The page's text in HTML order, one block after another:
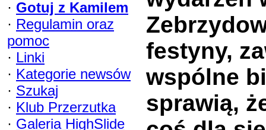
· Gotuj z Kamilem
· Regulamin oraz
pomoc
· Linki
· Kategorie newsów
· Szukaj
· Klub Przerzutka
· Galeria HighSlide
festyny,
wspólne
sprawią,